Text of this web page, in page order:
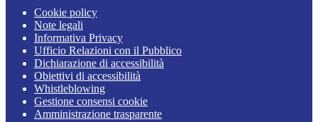
Cookie policy
Note legali
Informativa Privacy
Ufficio Relazioni con il Pubblico
Dichiarazione di accessibilità
Obiettivi di accessibilità
Whistleblowing
Gestione consensi cookie
Amministrazione trasparente